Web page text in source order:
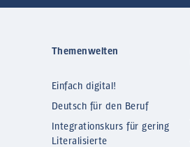
Themenwelten
Einfach digital!
Deutsch für den Beruf
Integrationskurs für gering
Literalisierte